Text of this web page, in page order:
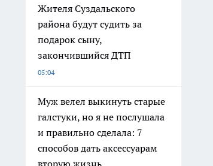
Жителя Суздальского
района будут судить за
подарок сыну,
закончившийся ДТП
05:04
Муж велел выкинуть старые
галстуки, но я не послушала
и правильно сделала: 7
способов дать аксессуарам